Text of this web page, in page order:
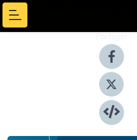
Partager